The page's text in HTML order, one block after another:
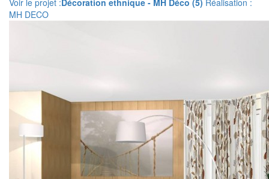
Voir le projet :Décoration ethnique - MH Déco (5) Réalisation :
MH DECO